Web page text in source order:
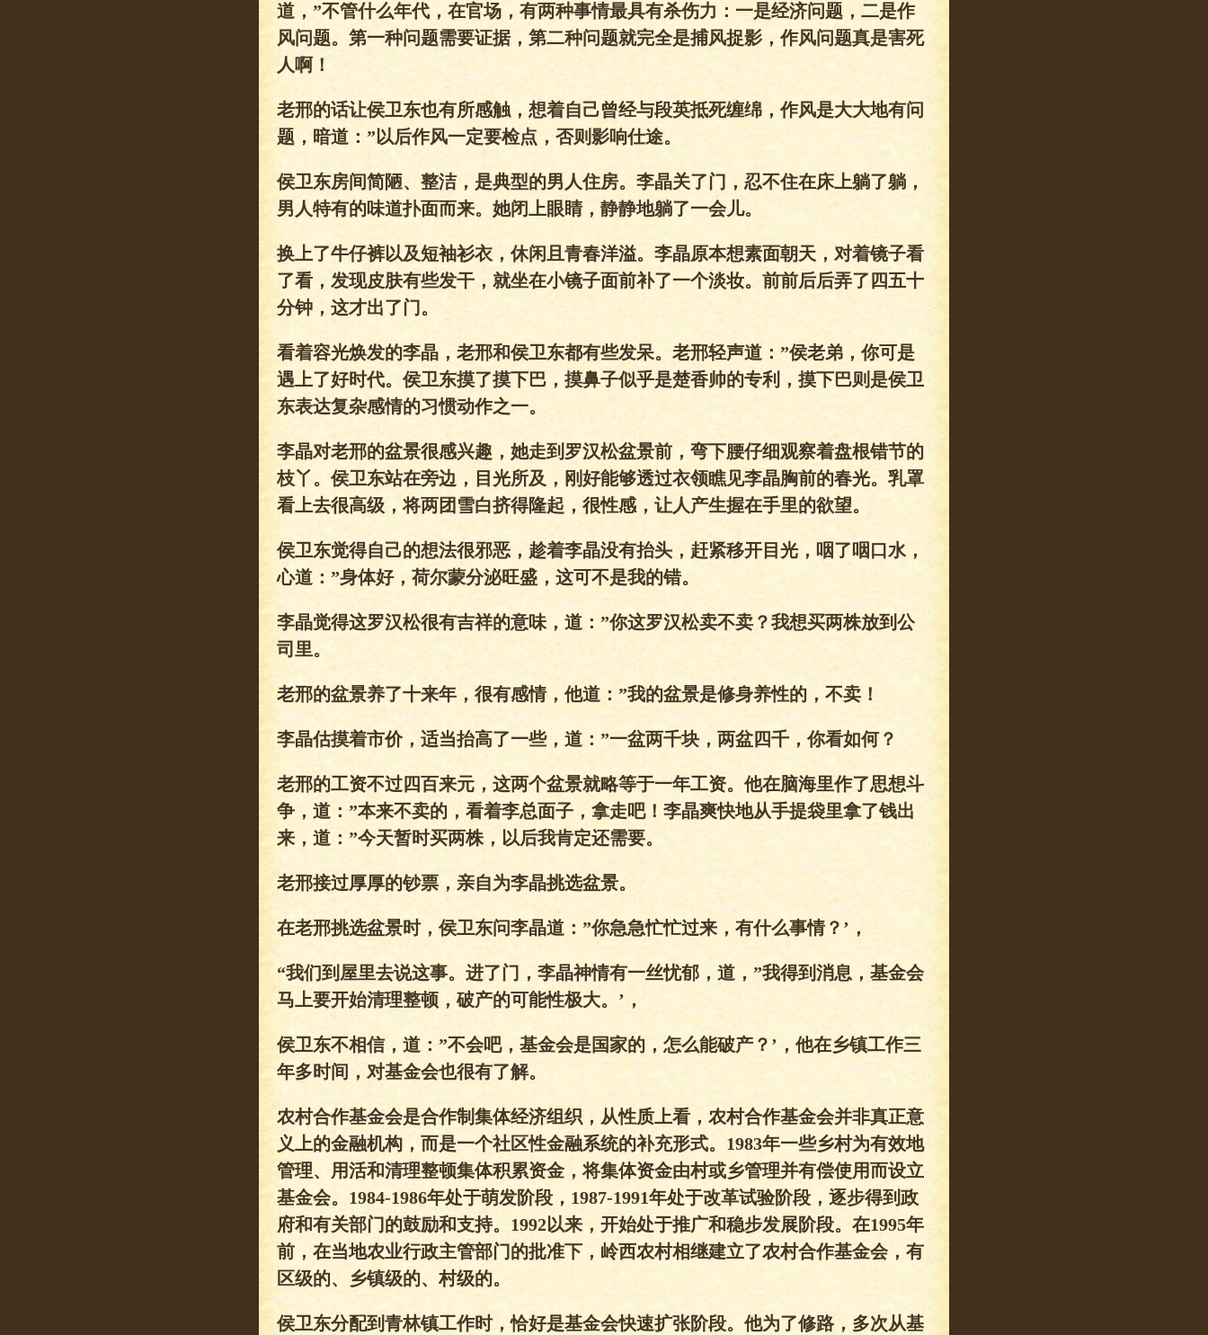
道，”不管什么年代，在官场，有两种事情最具有杀伤力：一是经济问题，二是作
风问题。第一种问题需要证据，第二种问题就完全是捕风捉影，作风问题真是害死
人啊！
老邢的话让侯卫东也有所感触，想着自己曾经与段英抵死缠绵，作风是大大地有问
题，暗道：”以后作风一定要检点，否则影响仕途。
侯卫东房间简陋、整洁，是典型的男人住房。李晶关了门，忍不住在床上躺了躺，
男人特有的味道扑面而来。她闭上眼睛，静静地躺了一会儿。
换上了牛仔裤以及短袖衫衣，休闲且青春洋溢。李晶原本想素面朝天，对着镜子看
了看，发现皮肤有些发干，就坐在小镜子面前补了一个淡妆。前前后后弄了四五十
分钟，这才出了门。
看着容光焕发的李晶，老邢和侯卫东都有些发呆。老邢轻声道：”侯老弟，你可是
遇上了好时代。侯卫东摸了摸下巴，摸鼻子似乎是楚香帅的专利，摸下巴则是侯卫
东表达复杂感情的习惯动作之一。
李晶对老邢的盆景很感兴趣，她走到罗汉松盆景前，弯下腰仔细观察着盘根错节的
枝丫。侯卫东站在旁边，目光所及，刚好能够透过衣领瞧见李晶胸前的春光。乳罩
看上去很高级，将两团雪白挤得隆起，很性感，让人产生握在手里的欲望。
侯卫东觉得自己的想法很邪恶，趁着李晶没有抬头，赶紧移开目光，咽了咽口水，
心道：”身体好，荷尔蒙分泌旺盛，这可不是我的错。
李晶觉得这罗汉松很有吉祥的意味，道：”你这罗汉松卖不卖？我想买两株放到公
司里。
老邢的盆景养了十来年，很有感情，他道：”我的盆景是修身养性的，不卖！
李晶估摸着市价，适当抬高了一些，道：”一盆两千块，两盆四千，你看如何？
老邢的工资不过四百来元，这两个盆景就略等于一年工资。他在脑海里作了思想斗
争，道：”本来不卖的，看着李总面子，拿走吧！李晶爽快地从手提袋里拿了钱出
来，道：”今天暂时买两株，以后我肯定还需要。
老邢接过厚厚的钞票，亲自为李晶挑选盆景。
在老邢挑选盆景时，侯卫东问李晶道：”你急急忙忙过来，有什么事情？’，
“我们到屋里去说这事。进了门，李晶神情有一丝忧郁，道，”我得到消息，基金会
马上要开始清理整顿，破产的可能性极大。’，
侯卫东不相信，道：”不会吧，基金会是国家的，怎么能破产？’，他在乡镇工作三
年多时间，对基金会也很有了解。
农村合作基金会是合作制集体经济组织，从性质上看，农村合作基金会并非真正意
义上的金融机构，而是一个社区性金融系统的补充形式。1983年一些乡村为有效地
管理、用活和清理整顿集体积累资金，将集体资金由村或乡管理并有偿使用而设立
基金会。1984-1986年处于萌发阶段，1987-1991年处于改革试验阶段，逐步得到政
府和有关部门的鼓励和支持。1992以来，开始处于推广和稳步发展阶段。在1995年
前，在当地农业行政主管部门的批准下，岭西农村相继建立了农村合作基金会，有
区级的、乡镇级的、村级的。
侯卫东分配到青林镇工作时，恰好是基金会快速扩张阶段。他为了修路，多次从基